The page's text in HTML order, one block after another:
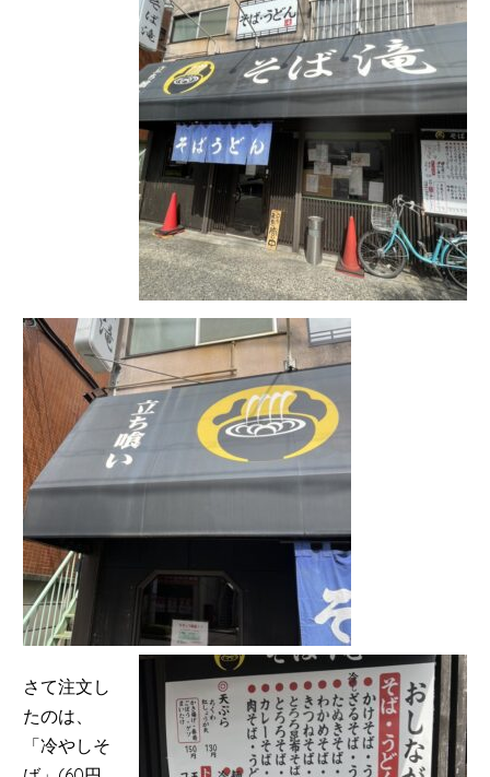
さて注文し
たのは、
「冷やしそ